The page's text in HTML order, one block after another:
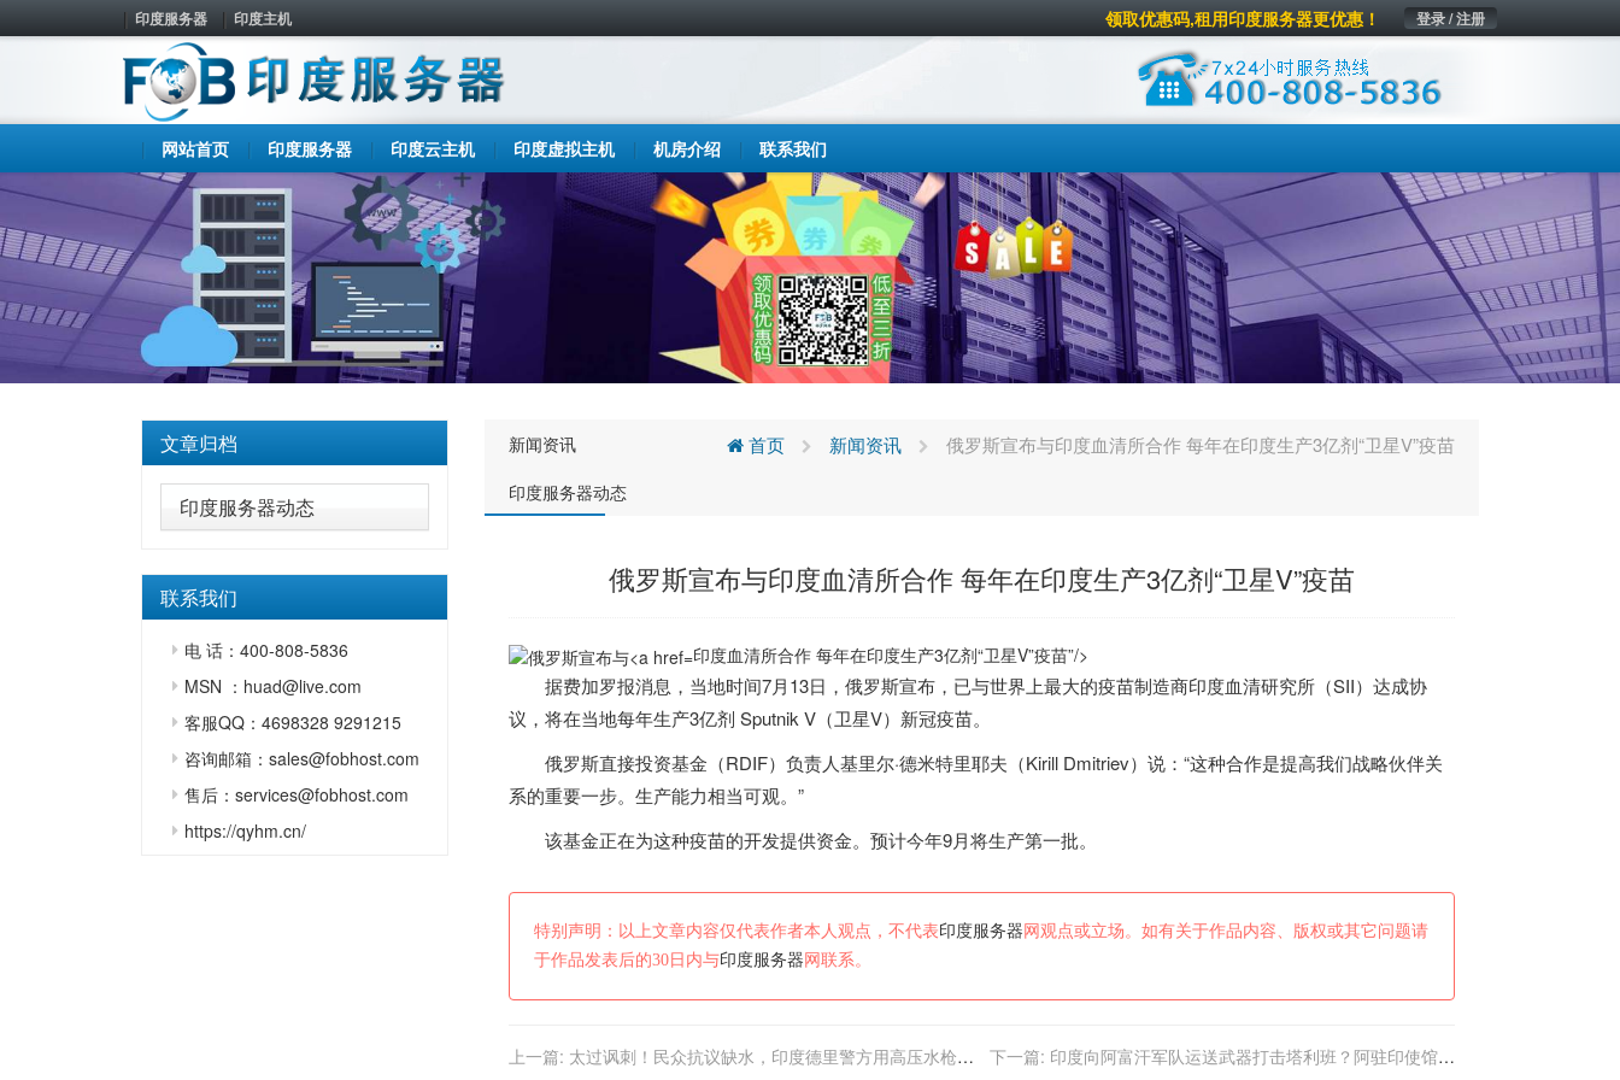
印度服务器 印度主机 登录 / 注册
领取优惠码,租用印度服务器更优惠！
网站首页 印度服务器 印度云主机 印度虚拟主机 机房介绍 联系我们
文章归档
印度服务器动态
联系我们
电 话：400-808-5836
MSN ：huad@live.com
客服QQ：4698328 9291215
咨询邮箱：sales@fobhost.com
售后：services@fobhost.com
https://qyhm.cn/
新闻资讯
印度服务器动态
首页 新闻资讯 俄罗斯宣布与印度血清所合作 每年在印度生产3亿剂“卫星V”疫苗
俄罗斯宣布与印度血清所合作 每年在印度生产3亿剂“卫星V”疫苗
印度血清所合作 每年在印度生产3亿剂“卫星V”疫苗”/>
据费加罗报消息，当地时间7月13日，俄罗斯宣布，已与世界上最大的疫苗制造商印度血清研究所（SII）达成协
议，将在当地每年生产3亿剂 Sputnik V（卫星V）新冠疫苗。
俄罗斯直接投资基金（RDIF）负责人基里尔·德米特里耶夫（Kirill Dmitriev）说：“这种合作是提高我们战略伙伴关
系的重要一步。生产能力相当可观。”
该基金正在为这种疫苗的开发提供资金。预计今年9月将生产第一批。
特别声明：以上文章内容仅代表作者本人观点，不代表印度服务器 网观点或立场。如有关于作品内容、版权或其它问题请
于作品发表后的30日内与印度服务器 网联系。
上一篇: 太过讽刺！民众抗议缺水，印度德里警方用高压水枪驱
下一篇: 印度向阿富汗军队运送武器打击塔利班？阿驻印使馆驳